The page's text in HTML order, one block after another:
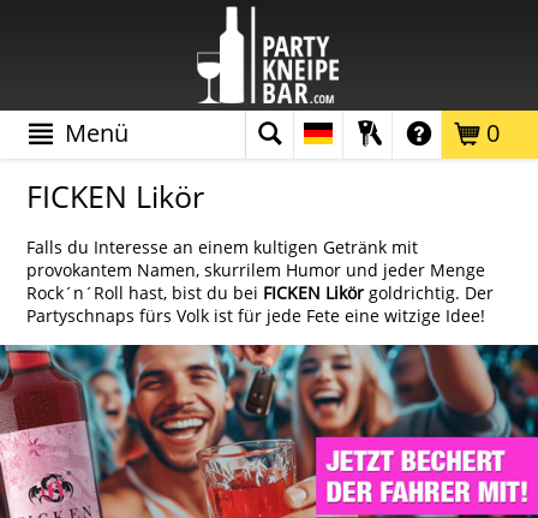
0
Menü
FICKEN Likör
Falls du Interesse an einem kultigen Getränk mit
provokantem Namen, skurrilem Humor und jeder Menge
Rock´n´Roll hast, bist du bei FICKEN Likör goldrichtig. Der
Partyschnaps fürs Volk ist für jede Fete eine witzige Idee!